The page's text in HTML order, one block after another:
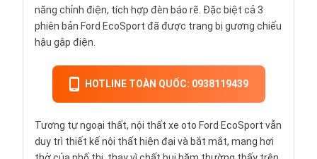
năng chỉnh điện, tích hợp đèn báo rẽ. Đặc biệt cả 3
phiên bản Ford EcoSport đã được trang bị gương chiếu
hậu gập điện.
HOTLINE TOÀN QUỐC: 0938119439
Tương tự ngoại thất, nội thất xe oto Ford EcoSport vẫn
duy trì thiết kế nội thất hiện đại và bắt mắt, mang hơi